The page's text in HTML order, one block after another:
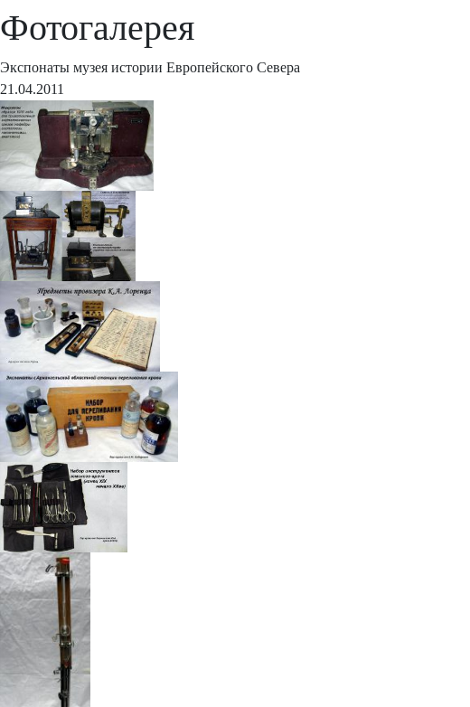
Фотогалерея
Экспонаты музея истории Европейского Севера
21.04.2011